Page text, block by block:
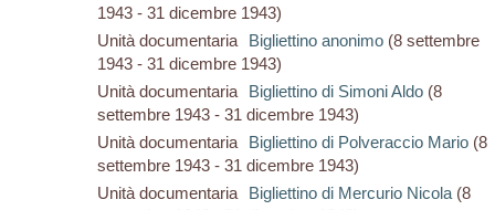
1943 - 31 dicembre 1943)
Unità documentaria
Bigliettino anonimo (8 settembre
1943 - 31 dicembre 1943)
Unità documentaria
Bigliettino di Simoni Aldo(8
settembre 1943 - 31 dicembre 1943)
Unità documentaria
Bigliettino di Polveraccio Mario(8
settembre 1943 - 31 dicembre 1943)
Unità documentaria
Bigliettino di Mercurio Nicola(8